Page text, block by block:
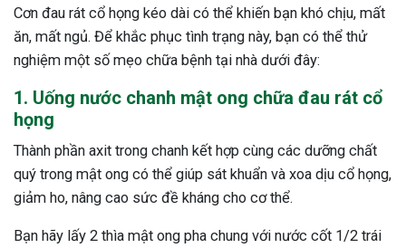
Cơn đau rát cổ họng kéo dài có thể khiến bạn khó chịu, mất
ăn, mất ngủ. Để khắc phục tình trạng này, bạn có thể thử
nghiệm một số mẹo chữa bệnh tại nhà dưới đây:
1. Uống nước chanh mật ong chữa đau rát cổ
họng
Thành phần axit trong chanh kết hợp cùng các dưỡng chất
quý trong mật ong có thể giúp sát khuẩn và xoa dịu cổ họng,
giảm ho, nâng cao sức đề kháng cho cơ thể.
Bạn hãy lấy 2 thìa mật ong pha chung với nước cốt 1/2 trái